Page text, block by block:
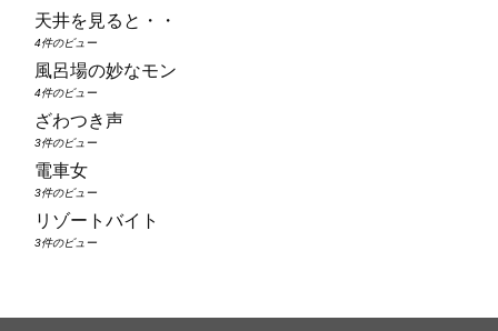
天井を見ると・・
4件のビュー
風呂場の妙なモン
4件のビュー
ざわつき声
3件のビュー
電車女
3件のビュー
リゾートバイト
3件のビュー